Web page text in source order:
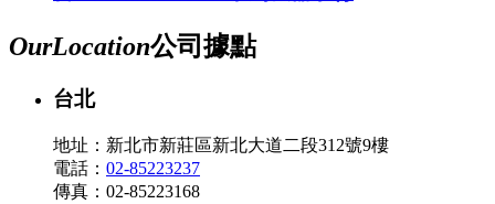
OurLocation公司據點
台北
地址：新北市新莊區新北大道二段312號9樓
電話： 02-85223237
傳真：02-85223168